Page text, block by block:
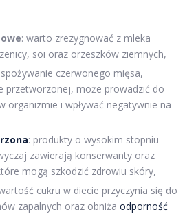
: warto zrezygnować z mleka
soi oraz orzeszków ziemnych,
spożywanie czerwonego mięsa,
przetworzonej, może prowadzić do
organizmie i wpływać negatywnie na
: produkty o wysokim stopniu
zawierają konserwanty oraz
mogą szkodzić zdrowiu skóry,
cukru w diecie przyczynia się do
zapalnych oraz obniża odporność